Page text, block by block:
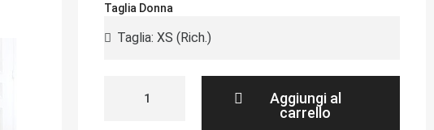
Taglia Donna
Aggiungi al
carrello